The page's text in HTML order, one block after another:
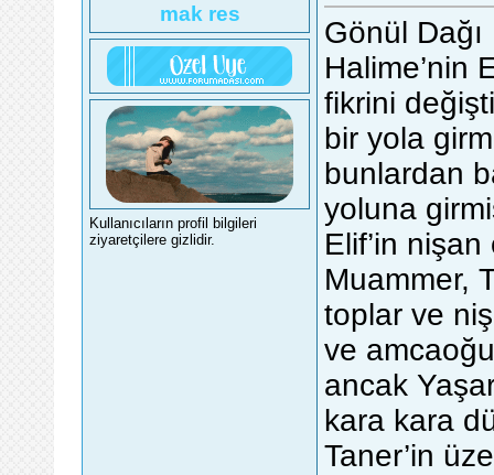
mak res
Kullanıcıların profil bilgileri
ziyaretçilere gizlidir.
Gönül
Halime’nin
fikrini
bir yola
bunlardan
yoluna
Elif’in
Muammer,
toplar ve
ve
ancak
kara kara
Taner’in